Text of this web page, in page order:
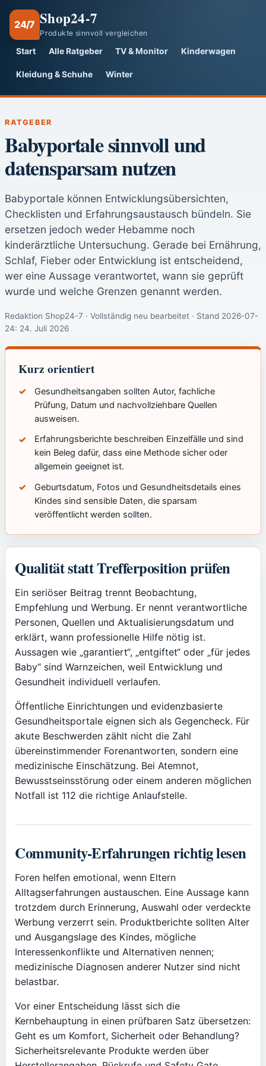
24/7 Shop24-7
Produkte sinnvoll vergleichen
Start Alle Ratgeber TV & Monitor Kinderwagen
Kleidung & Schuhe Winter
RATGEBER
Babyportale sinnvoll und
datensparsam nutzen
Babyportale können Entwicklungsübersichten,
Checklisten und Erfahrungsaustausch bündeln. Sie
ersetzen jedoch weder Hebamme noch
kinderärztliche Untersuchung. Gerade bei Ernährung,
Schlaf, Fieber oder Entwicklung ist entscheidend,
wer eine Aussage verantwortet, wann sie geprüft
wurde und welche Grenzen genannt werden.
Redaktion Shop24-7 · Vollständig neu bearbeitet · Stand 2026-07-
24: 24. Juli 2026
Kurz orientiert
Gesundheitsangaben sollten Autor, fachliche
Prüfung, Datum und nachvollziehbare Quellen
ausweisen.
Erfahrungsberichte beschreiben Einzelfälle und sind
kein Beleg dafür, dass eine Methode sicher oder
allgemein geeignet ist.
Geburtsdatum, Fotos und Gesundheitsdetails eines
Kindes sind sensible Daten, die sparsam
veröffentlicht werden sollten.
Qualität statt Trefferposition prüfen
Ein seriöser Beitrag trennt Beobachtung,
Empfehlung und Werbung. Er nennt verantwortliche
Personen, Quellen und Aktualisierungsdatum und
erklärt, wann professionelle Hilfe nötig ist.
Aussagen wie „garantiert“, „entgiftet“ oder „für jedes
Baby“ sind Warnzeichen, weil Entwicklung und
Gesundheit individuell verlaufen.
Öffentliche Einrichtungen und evidenzbasierte
Gesundheitsportale eignen sich als Gegencheck. Für
akute Beschwerden zählt nicht die Zahl
übereinstimmender Forenantworten, sondern eine
medizinische Einschätzung. Bei Atemnot,
Bewusstseinsstörung oder einem anderen möglichen
Notfall ist 112 die richtige Anlaufstelle.
Community-Erfahrungen richtig lesen
Foren helfen emotional, wenn Eltern
Alltagserfahrungen austauschen. Eine Aussage kann
trotzdem durch Erinnerung, Auswahl oder verdeckte
Werbung verzerrt sein. Produktberichte sollten Alter
und Ausgangslage des Kindes, mögliche
Interessenkonflikte und Alternativen nennen;
medizinische Diagnosen anderer Nutzer sind nicht
belastbar.
Vor einer Entscheidung lässt sich die
Kernbehauptung in einen prüfbaren Satz übersetzen:
Geht es um Komfort, Sicherheit oder Behandlung?
Sicherheitsrelevante Produkte werden über